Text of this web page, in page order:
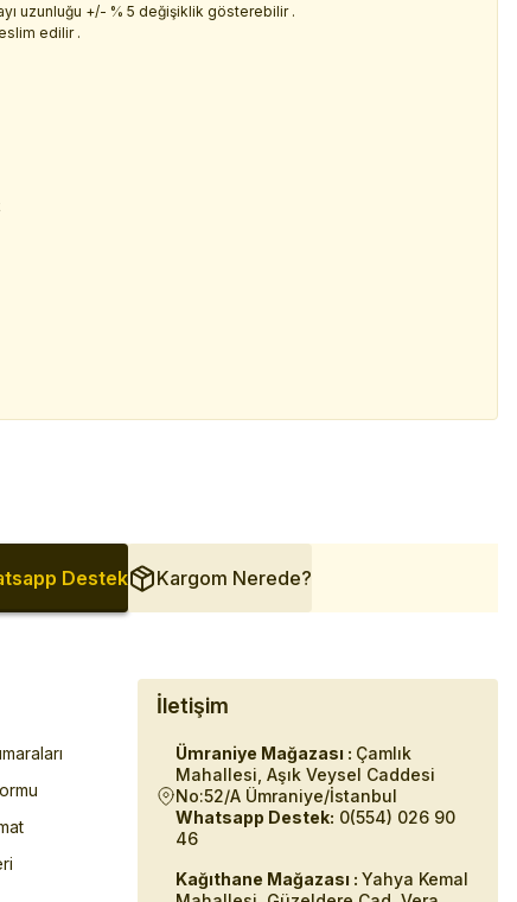
uzunluğu +/- % 5 değişiklik gösterebilir .
edilir .
Destek Kargom Nerede?
İletişim
Ümraniye Mağazası : Çamlık
Mahallesi, Aşık Veysel Caddesi
No:52/A Ümraniye/İstanbul
Whatsapp Destek: 0(554) 026 90
46
Kağıthane Mağazası : Yahya Kemal